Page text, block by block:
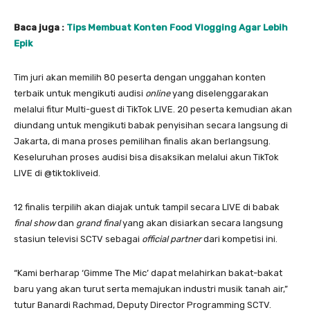
Baca juga : Tips Membuat Konten Food Vlogging Agar Lebih
Epik
Tim juri akan memilih 80 peserta dengan unggahan konten
terbaik untuk mengikuti audisi onlineyang diselenggarakan
melalui fitur Multi-guest di TikTok LIVE. 20 peserta kemudian akan
diundang untuk mengikuti babak penyisihan secara langsung di
Jakarta, di mana proses pemilihan finalis akan berlangsung.
Keseluruhan proses audisi bisa disaksikan melalui akun TikTok
LIVE di @tiktokliveid.
12 finalis terpilih akan diajak untuk tampil secara LIVE di babak
final showdan grand finalyang akan disiarkan secara langsung
stasiun televisi SCTV sebagai official partnerdari kompetisi ini.
“Kami berharap ‘Gimme The Mic’ dapat melahirkan bakat-bakat
baru yang akan turut serta memajukan industri musik tanah air,”
tutur Banardi Rachmad, Deputy Director Programming SCTV.